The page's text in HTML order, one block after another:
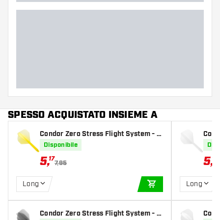
SPESSO ACQUISTATO INSIEME A
Condor Zero Stress Flight System - S
tandard Clear Yellow
Disponibile
5,17
7,95
Long
AGGIUNGI AL
Condor Zero Stress Flight System - S
5,17
Long